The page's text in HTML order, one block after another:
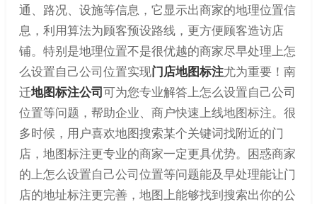
通、路况、设施等信息，它显示出商家的地理位置信
息，利用算法为顾客预设路线，更方便顾客造访店
铺。特别是地理位置不是很优越的商家尽早处理上怎
么设置自己公司位置实现门店地图标注尤为重要！南
迁地图标注公司可为您专业解答上怎么设置自己公司
位置等问题，帮助企业、商户快速上线地图标注。很
多时候，用户喜欢地图搜索某个关键词找附近的门
店，地图标注更专业的商家一定更具优势。困惑商家
的上怎么设置自己公司位置等问题能及早处理能让门
店的地址标注更完善，地图上能够找到搜索出你的公